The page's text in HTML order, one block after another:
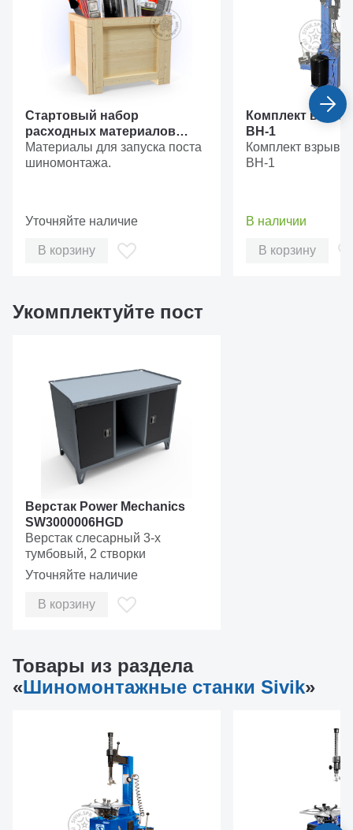
увеличенный срок службы и точный механизм
регулировки. Отделение влаги и твердых частиц
размером более 5 мкм.
повышенную жесткость и прочность при работе с
низкопрофильными шинами большого диаметра
Позволяет работать с широкими колесами
действия. Усилие отрыва 3200 кгс (10 бар). Цилиндр
отрыва борта одностороннего действия. Обеспечивает
операции отрыва борта. Корпус цилиндра выполнен из
алюминиевого сплава не подверженного коррозии.
Стартовый набор
расходных материалов
«Стандарт»
Материалы для запуска поста
шиномонтажа.
Уточняйте наличие
В корзину
Комплект
ВН-1
Комплект
ВН-1
В наличии
В корзину
Укомплектуйте пост
Верстак Power Mechanics
SW3000006HGD
Верстак слесарный 3-х
тумбовый, 2 створки
Уточняйте наличие
В корзину
Товары из раздела
«Шиномонтажные станки Sivik»